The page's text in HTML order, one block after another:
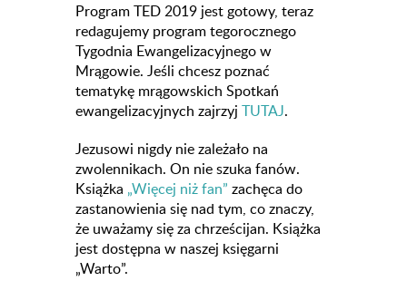
Program TED 2019 jest gotowy, teraz
redagujemy program tegorocznego
Tygodnia Ewangelizacyjnego w
Mrągowie. Jeśli chcesz poznać
tematykę mrągowskich Spotkań
ewangelizacyjnych zajrzyjTUTAJ.
Jezusowi nigdy nie zależało na
zwolennikach. On nie szuka fanów.
Książka „Więcej niż fan” zachęca do
zastanowienia się nad tym, co znaczy,
że uważamy się za chrześcijan. Książka
jest dostępna w naszej księgarni
„Warto”.